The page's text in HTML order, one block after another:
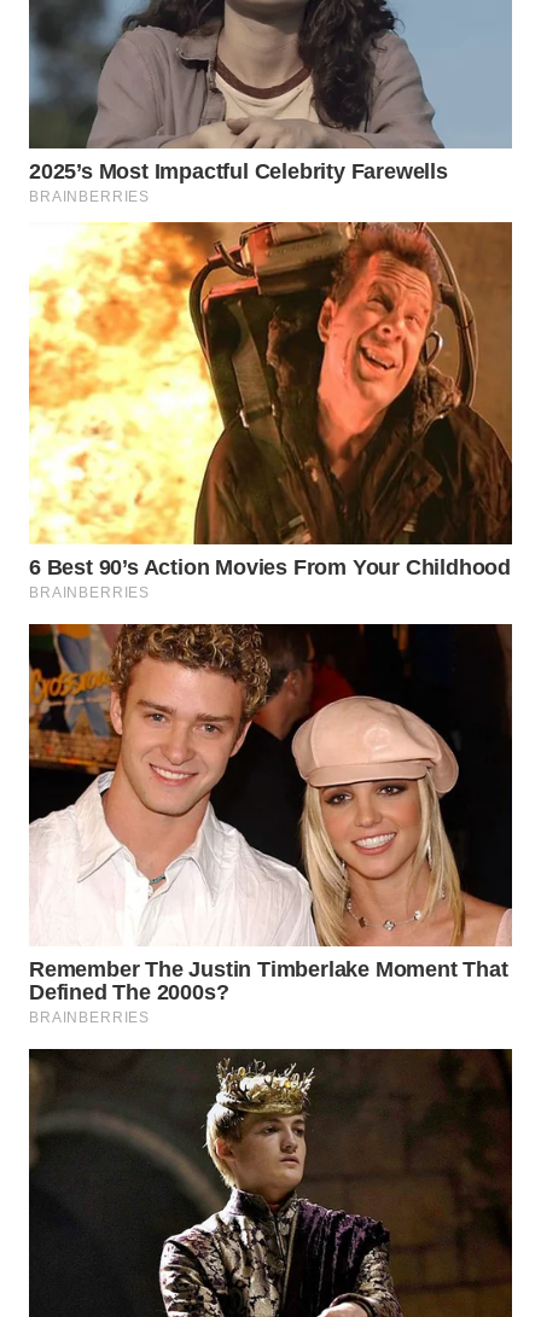
NATUNA
BINTAN
MANDALIKA
WN
LIKUPANG
WN
LABUANBAJO
WN
BORNEO
Wahana
Media
WAHANA
NEWS
WAHANA
TANI
WAHANA
ADVOKAT
INFRASTRUKTUR
WAHANA
KONSUMEN
WAHANA
LISTRIK